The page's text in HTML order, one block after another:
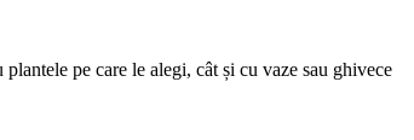
pe care le alegi, cât și cu vaze sau ghivece